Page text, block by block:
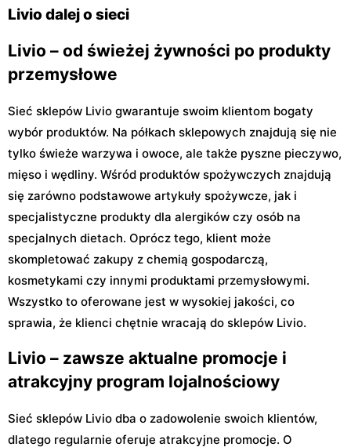
Livio dalej o sieci
Livio – od świeżej żywności po produkty
przemysłowe
Sieć sklepów Livio gwarantuje swoim klientom bogaty
wybór produktów. Na półkach sklepowych znajdują się nie
tylko świeże warzywa i owoce, ale także pyszne pieczywo,
mięso i wędliny. Wśród produktów spożywczych znajdują
się zarówno podstawowe artykuły spożywcze, jak i
specjalistyczne produkty dla alergików czy osób na
specjalnych dietach. Oprócz tego, klient może
skompletować zakupy z chemią gospodarczą,
kosmetykami czy innymi produktami przemysłowymi.
Wszystko to oferowane jest w wysokiej jakości, co
sprawia, że klienci chętnie wracają do sklepów Livio.
Livio – zawsze aktualne promocje i
atrakcyjny program lojalnościowy
Sieć sklepów Livio dba o zadowolenie swoich klientów,
dlatego regularnie oferuje atrakcyjne promocje. O